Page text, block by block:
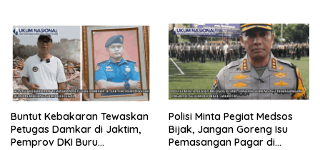
Buntut Kebakaran Tewaskan
Petugas Damkar di Jaktim,
Pemprov DKI Buru
Polisi Minta Pegiat Medsos
Bijak, Jangan Goreng Isu
Pemasangan Pagar di